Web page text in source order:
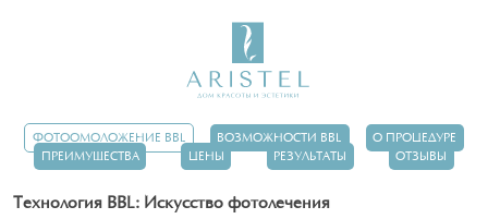
ФОТООМОЛОЖЕНИЕ BBL ВОЗМОЖНОСТИ BBL
О ПРОЦЕДУРЕ
ПРЕИМУЩЕСТВА
ЦЕНЫ РЕЗУЛЬТАТЫ ОТЗЫВЫ
Фотоомоложение BBL
Технология BBL: Искусство фотолечения